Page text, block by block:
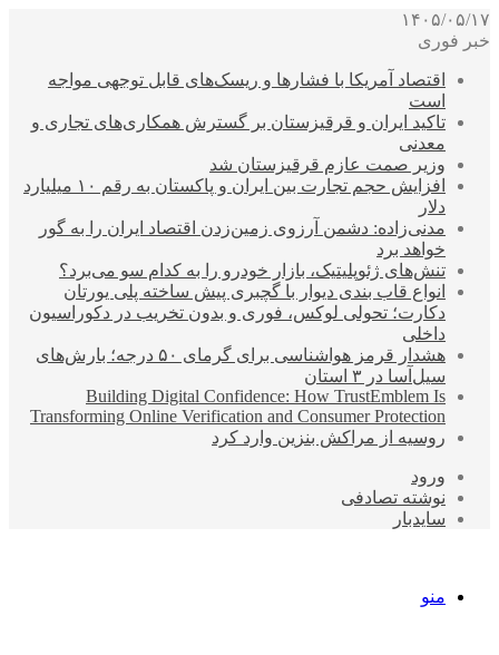
۱۴۰۵/۰۵/۱۷
خبر فوری
اقتصاد آمریکا با فشارها و ریسک‌های قابل توجهی مواجه
است
تاکید ایران و قرقیزستان بر گسترش همکاری‌های تجاری و
معدنی
وزیر صمت عازم قرقیزستان شد
افزایش حجم تجارت بین ایران و پاکستان به رقم ۱۰ میلیارد
دلار
مدنی‌زاده: دشمن آرزوی زمین‌زدن اقتصاد ایران را به گور
خواهد برد
تنش‌های ژئوپلیتیک، بازار خودرو را به کدام سو می‌برد؟
انواع قاب بندی دیوار با گچبری پیش ساخته پلی یورتان
دکارت؛ تحولی لوکس، فوری و بدون تخریب در دکوراسیون
داخلی
هشدار قرمز هواشناسی برای گرمای ۵۰ درجه؛ بارش‌های
سیل‌آسا در ۳ استان
Building Digital Confidence: How TrustEmblem Is
Transforming Online Verification and Consumer Protection
روسیه از مراکش بنزین وارد کرد
ورود
نوشته تصادفی
سایدبار
منو